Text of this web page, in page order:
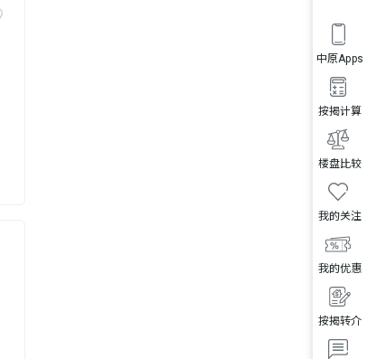
按揭转介
我的优惠
我的关注
楼盘比较
按揭计算
中原Apps